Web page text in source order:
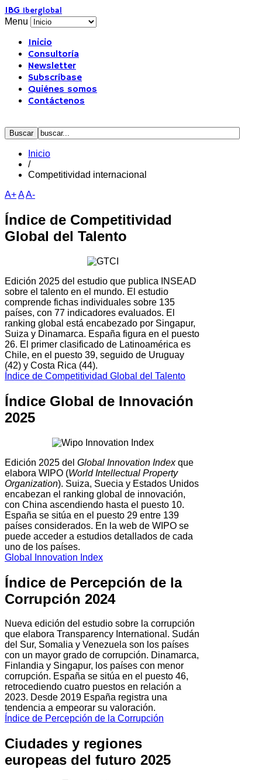
IBG Iberglobal
Menu
Inicio
Consultoría
Newsletter
Subscríbase
Quiénes somos
Contáctenos
Inicio
/
Competitividad internacional
A+AA-
Índice de Competitividad
Global del Talento
Edición 2025 del estudio que publica INSEAD
sobre el talento en el mundo. El estudio
comprende fichas individuales sobre 135
países, con 77 indicadores evaluados. El
ranking global está encabezado por Singapur,
Suiza y Dinamarca. España figura en el puesto
26. El primer clasificado de Latinoamérica es
Chile, en el puesto 39, seguido de Uruguay
(42) y Costa Rica (44).
Índice de Competitividad Global del Talento
Índice Global de Innovación
2025
Edición 2025 del Global Innovation Indexque
elabora WIPO (World Intellectual Property
Organization). Suiza, Suecia y Estados Unidos
encabezan el ranking global de innovación,
con China ascendiendo hasta el puesto 10.
España se sitúa en el puesto 29 entre 139
países considerados. En la web de WIPO se
puede acceder a estudios detallados de cada
uno de los países.
Global Innovation Index
Índice de Percepción de la
Corrupción 2024
Nueva edición del estudio sobre la corrupción
que elabora Transparency International. Sudán
del Sur, Somalia y Venezuela son los países
con un mayor grado de corrupción. Dinamarca,
Finlandia y Singapur, los países con menor
corrupción. España se sitúa en el puesto 46,
retrocediendo cuatro puestos en relación a
2023. Desde 2019 España registra una
tendencia a empeorar su valoración.
Índice de Percepción de la Corrupción
Ciudades y regiones
europeas del futuro 2025